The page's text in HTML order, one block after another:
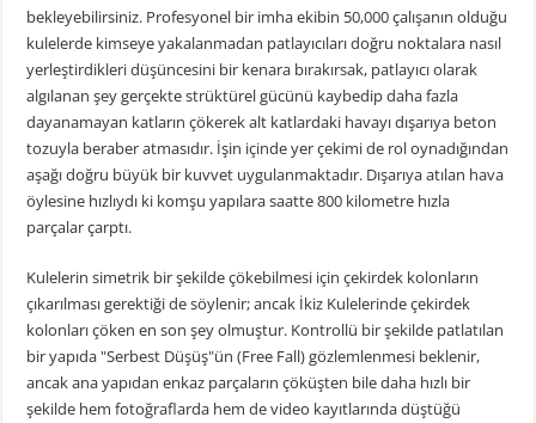
bekleyebilirsiniz. Profesyonel bir imha ekibin 50,000 çalışanın olduğu
kulelerde kimseye yakalanmadan patlayıcıları doğru noktalara nasıl
yerleştirdikleri düşüncesini bir kenara bırakırsak, patlayıcı olarak
algılanan şey gerçekte strüktürel gücünü kaybedip daha fazla
dayanamayan katların çökerek alt katlardaki havayı dışarıya beton
tozuyla beraber atmasıdır. İşin içinde yer çekimi de rol oynadığından
aşağı doğru büyük bir kuvvet uygulanmaktadır. Dışarıya atılan hava
öylesine hızlıydı ki komşu yapılara saatte 800 kilometre hızla
parçalar çarptı.
Kulelerin simetrik bir şekilde çökebilmesi için çekirdek kolonların
çıkarılması gerektiği de söylenir; ancak İkiz Kulelerinde çekirdek
kolonları çöken en son şey olmuştur. Kontrollü bir şekilde patlatılan
bir yapıda "Serbest Düşüş"ün (Free Fall) gözlemlenmesi beklenir,
ancak ana yapıdan enkaz parçaların çöküşten bile daha hızlı bir
şekilde hem fotoğraflarda hem de video kayıtlarında düştüğü